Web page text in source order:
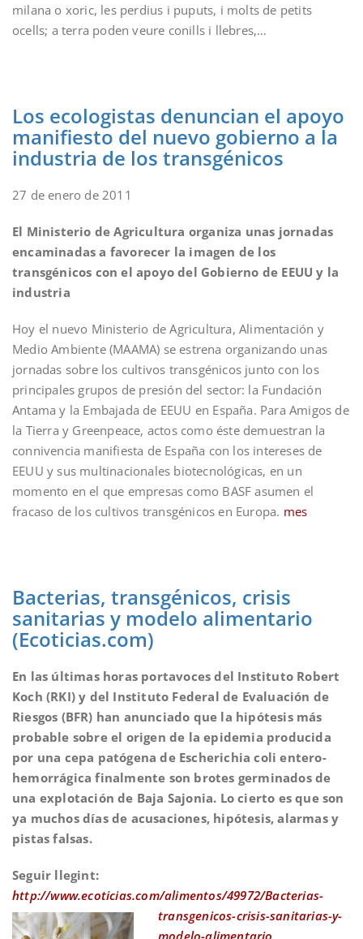
milana o xoric, les perdius i puputs, i molts de petits
ocells; a terra poden veure conills i llebres,…
Los ecologistas denuncian el apoyo
manifiesto del nuevo gobierno a la
industria de los transgénicos
27 de enero de 2011
El Ministerio de Agricultura organiza unas jornadas
encaminadas a favorecer la imagen de los
transgénicos con el apoyo del Gobierno de EEUU y la
industria
Hoy el nuevo Ministerio de Agricultura, Alimentación y
Medio Ambiente (MAAMA) se estrena organizando unas
jornadas sobre los cultivos transgénicos junto con los
principales grupos de presión del sector: la Fundación
Antama y la Embajada de EEUU en España. Para Amigos de
la Tierra y Greenpeace, actos como éste demuestran la
connivencia manifiesta de España con los intereses de
EEUU y sus multinacionales biotecnológicas, en un
momento en el que empresas como BASF asumen el
fracaso de los cultivos transgénicos en Europa. mes
Bacterias, transgénicos, crisis
sanitarias y modelo alimentario
(Ecoticias.com)
En las últimas horas portavoces del Instituto Robert
Koch (RKI) y del Instituto Federal de Evaluación de
Riesgos (BFR) han anunciado que la hipótesis más
probable sobre el origen de la epidemia producida
por una cepa patógena de Escherichia coli entero-
hemorrágica finalmente son brotes germinados de
una explotación de Baja Sajonia. Lo cierto es que son
ya muchos días de acusaciones, hipótesis, alarmas y
pistas falsas.
Seguir llegint:
http://www.ecoticias.com/alimentos/49972/Bacterias-
transgenicos-crisis-sanitarias-y-
modelo-alimentario